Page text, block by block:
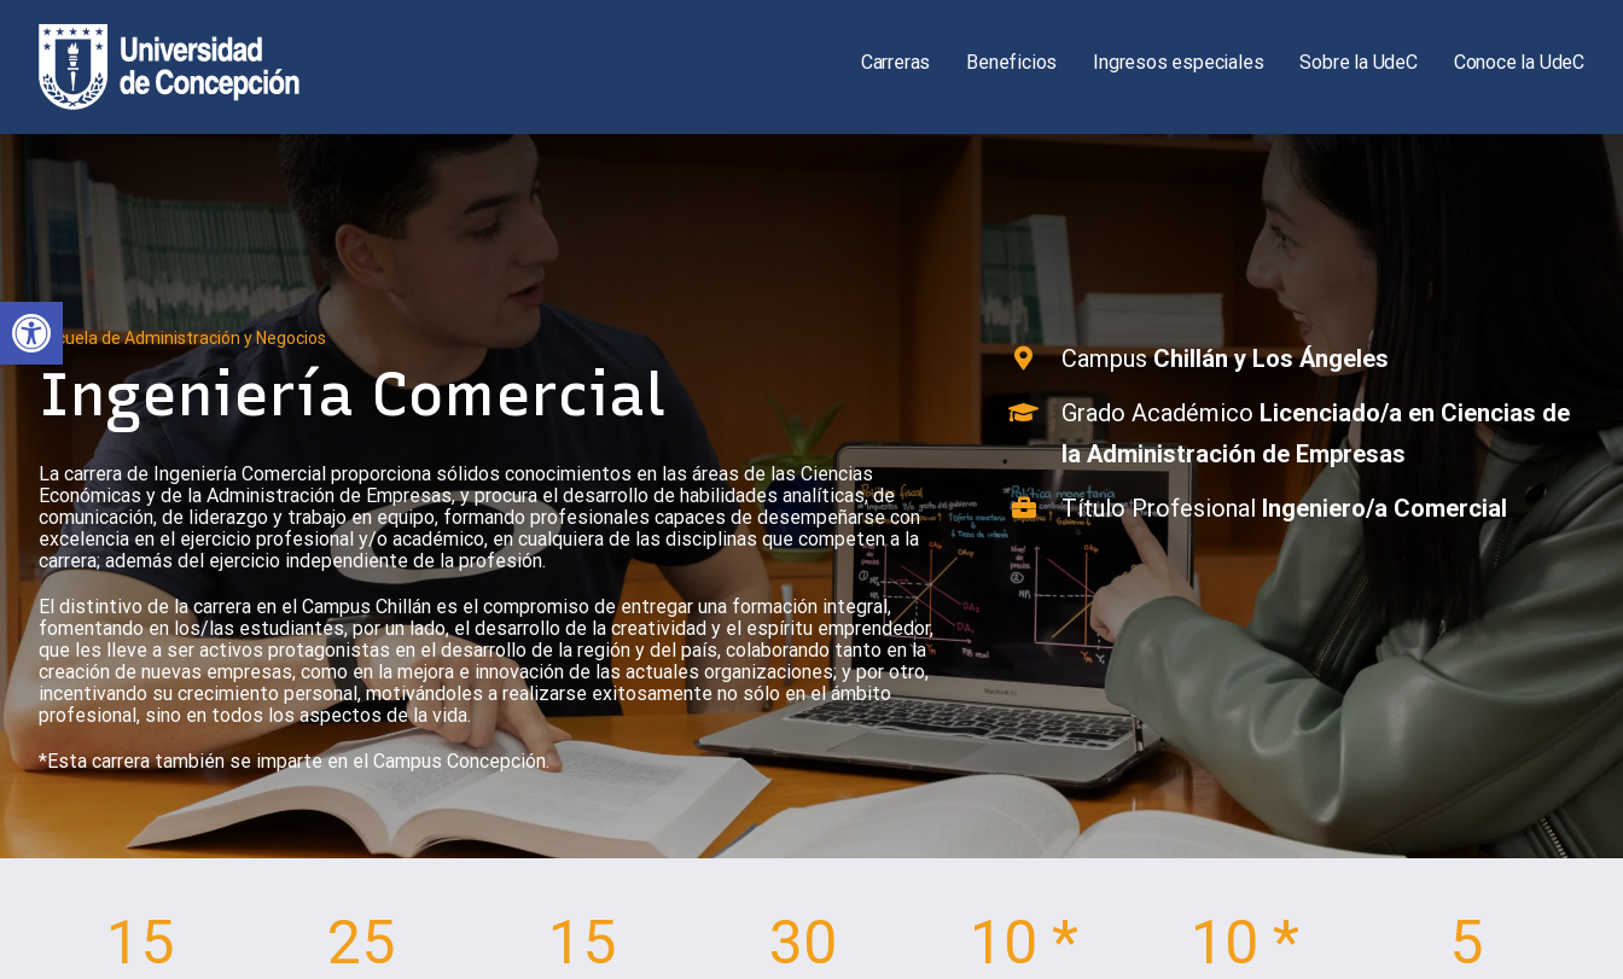
Abrir barra de herramientas
content
Carreras Beneficios Ingresos especiales Sobre la UdeC Conoce la UdeC
Escuela de Administración y Negocios
Ingeniería Comercial
La carrera de Ingeniería Comercial proporciona sólidos conocimientos en las áreas de las Ciencias
Económicas y de la Administración de Empresas, y procura el desarrollo de habilidades analíticas, de
comunicación, de liderazgo y trabajo en equipo, formando profesionales capaces de desempeñarse con
excelencia en el ejercicio profesional y/o académico, en cualquiera de las disciplinas que competen a la
carrera; además del ejercicio independiente de la profesión.
El distintivo de la carrera en el Campus Chillán es el compromiso de entregar una formación integral,
fomentando en los/las estudiantes, por un lado, el desarrollo de la creatividad y el espíritu emprendedor,
que les lleve a ser activos protagonistas en el desarrollo de la región y del país, colaborando tanto en la
creación de nuevas empresas, como en la mejora e innovación de las actuales organizaciones; y por otro,
incentivando su crecimiento personal, motivándoles a realizarse exitosamente no sólo en el ámbito
profesional, sino en todos los aspectos de la vida.
*Esta carrera también se imparte en el Campus Concepción.
CampusChillán y Los Ángeles
Grado Académico Licenciado/a en Ciencias de
la Administración de Empresas
Título Profesional Ingeniero/a Comercial
15 25 15 30 10 * 10 * 5